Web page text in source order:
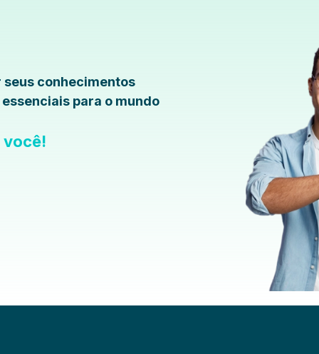
conhecimentos
para o mundo
você!